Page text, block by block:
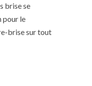
brise se
pour le
brise sur tout